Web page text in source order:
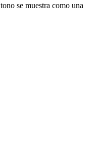
se muestra como una